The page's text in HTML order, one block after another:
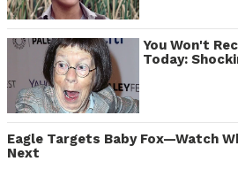
You Won't
Today:
Eagle Targets Baby Fox—Watch
Next